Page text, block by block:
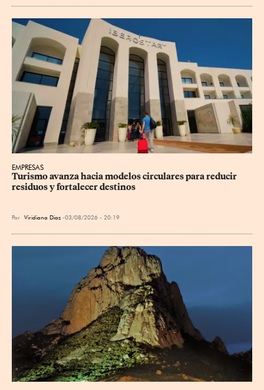
EMPRESAS
Turismo avanza hacia modelos circulares para reducir
residuos y fortalecer destinos
Por Viridiana Diaz 03/08/2026 - 20:19